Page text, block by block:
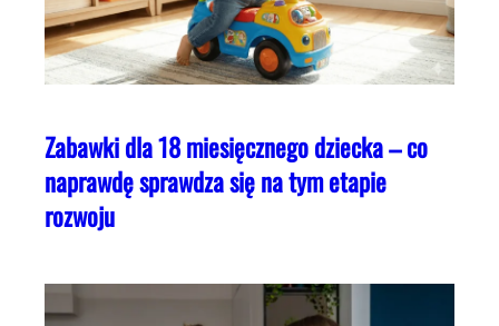
Zabawki dla 18 miesięcznego dziecka – co
naprawdę sprawdza się na tym etapie
rozwoju